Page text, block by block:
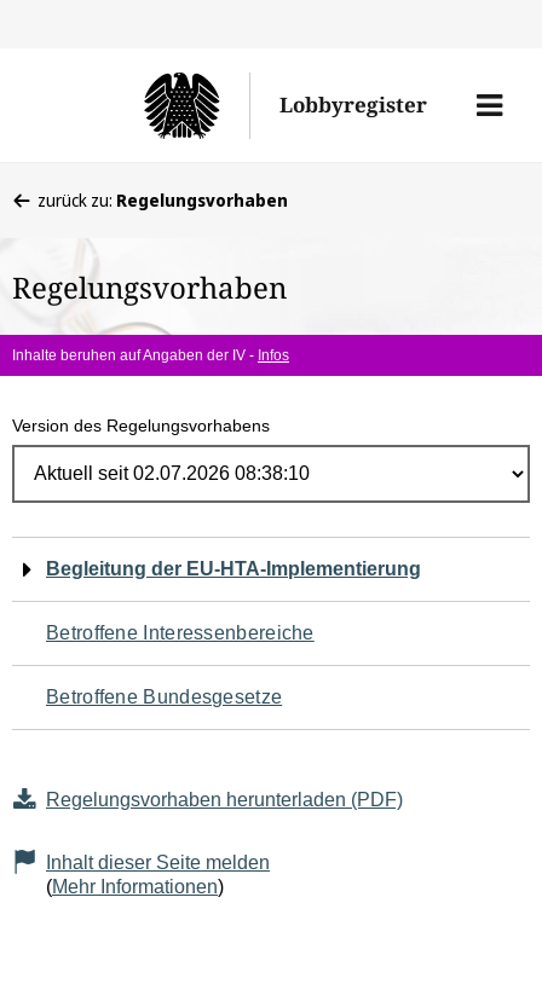
Lobbyregister
Menü
befinden
hier:
zurück zu: Regelungsvorhaben
Regelungsvorhaben
Inhalte beruhen auf Angaben der IV - Infos
Version des Regelungsvorhabens
Navigation
für
den
Seiteninhalt
Begleitung der EU-HTA-Implementierung
Betroffene Interessenbereiche
Betroffene Bundesgesetze
Regelungsvorhaben herunterladen (PDF)
Inhalt dieser Seite melden
(Mehr Informationen)